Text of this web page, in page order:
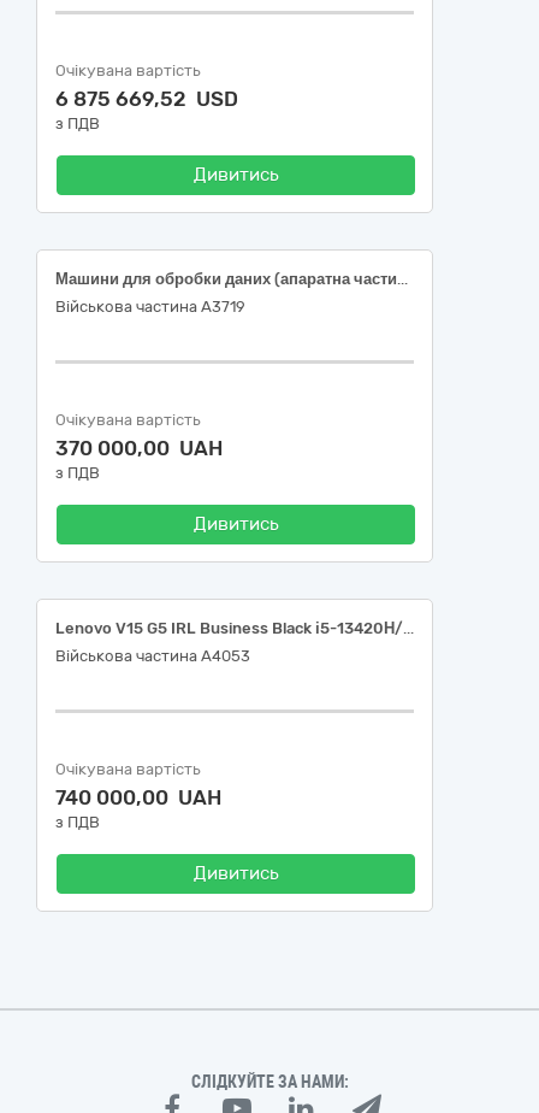
Очікувана вартість
6 875 669,52 USD
з ПДВ
Дивитись
Машини для обробки даних (апаратна частина)
Військова частина А3719
Очікувана вартість
370 000,00 UAH
з ПДВ
Дивитись
Lenovo V15 G5 IRL Business Black і5-13420Н/16/512
Військова частина А4053
Очікувана вартість
740 000,00 UAH
з ПДВ
Дивитись
СЛІДКУЙТЕ ЗА НАМИ: